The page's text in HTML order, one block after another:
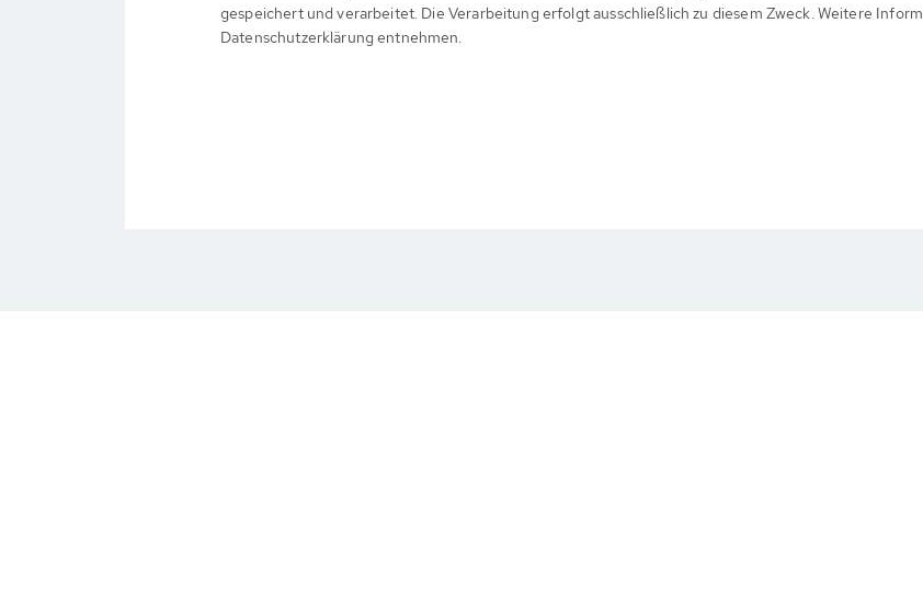
gespeichert und verarbeitet. Die Verarbeitung erfolgt ausschließlich zu diesem Zweck. Weitere
Datenschutzerklärung entnehmen.